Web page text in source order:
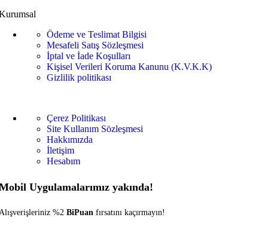
Ödeme ve Teslimat Bilgisi
Mesafeli Satış Sözleşmesi
İptal ve İade Koşulları
Kişisel Verileri Koruma Kanunu (K.V.K.K)
Gizlilik politikası
Çerez Politikası
Site Kullanım Sözleşmesi
Hakkımızda
İletişim
Hesabım
Uygulamalarımız yakında!
%2 BiPuan fırsatını kaçırmayın!